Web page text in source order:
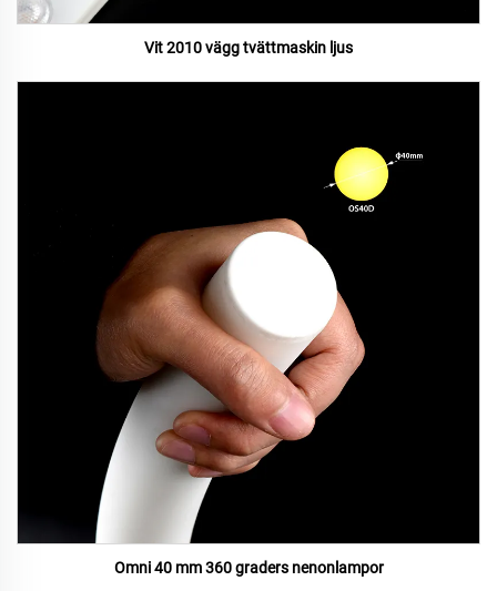
Vit 2010 vägg tvättmaskin ljus
Omni 40 mm 360 graders nenonlampor